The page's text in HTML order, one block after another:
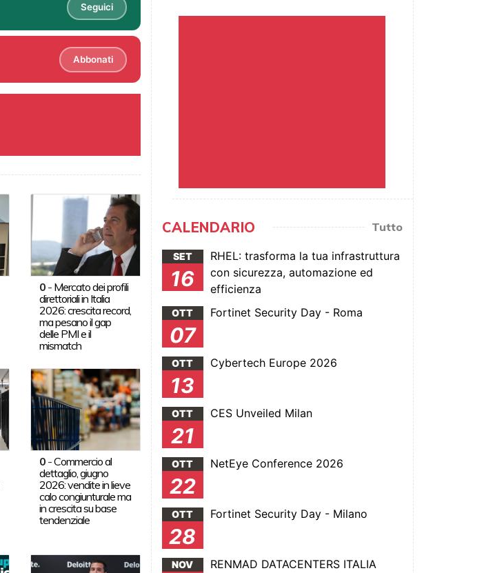
Seguici
Abbonati
0 - Mercato dei profili
direttoriali in Italia
2026: crescita record,
ma pesano il gap
delle PMI e il
mismatch
0 -Commercio al
dettaglio, giugno
2026: vendite in lieve
calo congiunturale ma
in crescita su base
tendenziale
CALENDARIO Tutto
SET
16
RHEL: trasforma la tua infrastruttura
con sicurezza, automazione ed
efficienza
OTT
07
Fortinet Security Day - Roma
OTT
13
Cybertech Europe 2026
OTT
21
CES Unveiled Milan
OTT
22
NetEye Conference 2026
OTT
28
Fortinet Security Day - Milano
NOV
RENMAD DATACENTERS ITALIA